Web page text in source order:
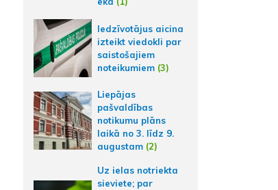
Iedzīvotājus aicina
izteikt viedokli par
saistošajiem
noteikumiem (3)
Liepājas
pašvaldības
notikumu plāns
laikā no 3. līdz 9.
augustam (2)
Uz ielas notriekta
sieviete; par